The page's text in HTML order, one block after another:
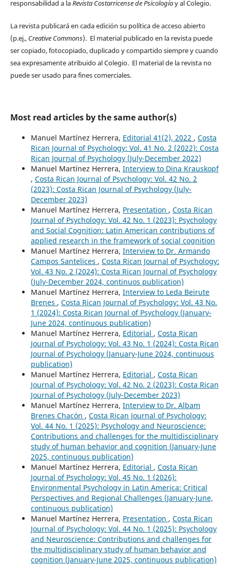
responsabilidad a laRevista Costarricense de Psicologíay al Colegio.
La revista publicará en cada edición su política de acceso abierto
(p.ej., Creative Commons). El material publicado en la revista puede
ser copiado, fotocopiado, duplicado y compartido siempre y cuando
sea expresamente atribuido al Colegio. El material de la revista no
puede ser usado para fines comerciales.
Most read articles by the same author(s)
Manuel Martínez Herrera, Editorial 41(2), 2022 , Costa
Rican Journal of Psychology: Vol. 41 No. 2 (2022): Costa
Rican Journal of Psychology (July-December 2022)
Manuel Martínez Herrera, Interview to Dina Krauskopf
, Costa Rican Journal of Psychology: Vol. 42 No. 2
(2023): Costa Rican Journal of Psychology (July-
December 2023)
Manuel Martínez Herrera, Presentation , Costa Rican
Journal of Psychology: Vol. 42 No. 1 (2023): Psychology
and Social Cognition: Latin American contributions of
applied research in the framework of social cognition
Manuel Martínez Herrera, Interview to Dr. Armando
Campos Santelices , Costa Rican Journal of Psychology:
Vol. 43 No. 2 (2024): Costa Rican Journal of Psychology
(July-December 2024, continuos publication)
Manuel Martínez Herrera, Interview to Leda Beirute
Brenes , Costa Rican Journal of Psychology: Vol. 43 No.
1 (2024): Costa Rican Journal of Psychology (January-
June 2024, continuous publication)
Manuel Martínez Herrera, Editorial , Costa Rican
Journal of Psychology: Vol. 43 No. 1 (2024): Costa Rican
Journal of Psychology (January-June 2024, continuous
publication)
Manuel Martínez Herrera, Editorial , Costa Rican
Journal of Psychology: Vol. 42 No. 2 (2023): Costa Rican
Journal of Psychology (July-December 2023)
Manuel Martínez Herrera, Interview to Dr. Albam
Brenes Chacón , Costa Rican Journal of Psychology:
Vol. 44 No. 1 (2025): Psychology and Neuroscience:
Contributions and challenges for the multidisciplinary
study of human behavior and cognition (January-June
2025, continuous publication)
Manuel Martínez Herrera, Editorial , Costa Rican
Journal of Psychology: Vol. 45 No. 1 (2026):
Environmental Psychology in Latin America: Critical
Perspectives and Regional Challenges (January-June,
continuous publication)
Manuel Martínez Herrera, Presentation , Costa Rican
Journal of Psychology: Vol. 44 No. 1 (2025): Psychology
and Neuroscience: Contributions and challenges for
the multidisciplinary study of human behavior and
cognition (January-June 2025, continuous publication)